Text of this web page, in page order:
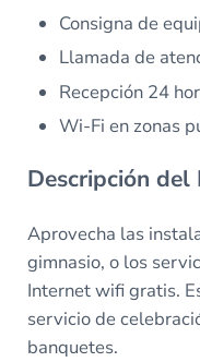
Consigna de
Llamada de
Recepción 24
Wi-Fi en zonas
Descripción
Aprovecha las
gimnasio, o los
Internet wifi gratis.
servicio de
banquetes.